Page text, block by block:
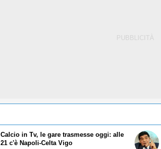
Calcio in Tv, le gare trasmesse oggi: alle
21 c'è Napoli-Celta Vigo